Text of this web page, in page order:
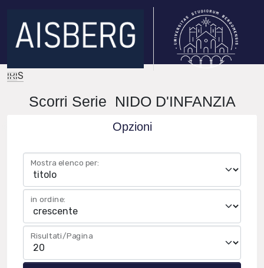
IRIS
Scorri Serie NIDO D'INFANZIA
Opzioni
Mostra elenco per:
in ordine:
Risultati/Pagina